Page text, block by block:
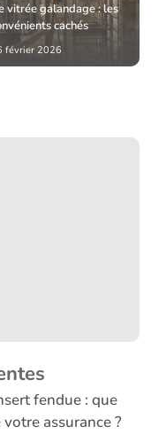
vitrée galandage : les
cachés
février 2026
fendue : que
assurance ?